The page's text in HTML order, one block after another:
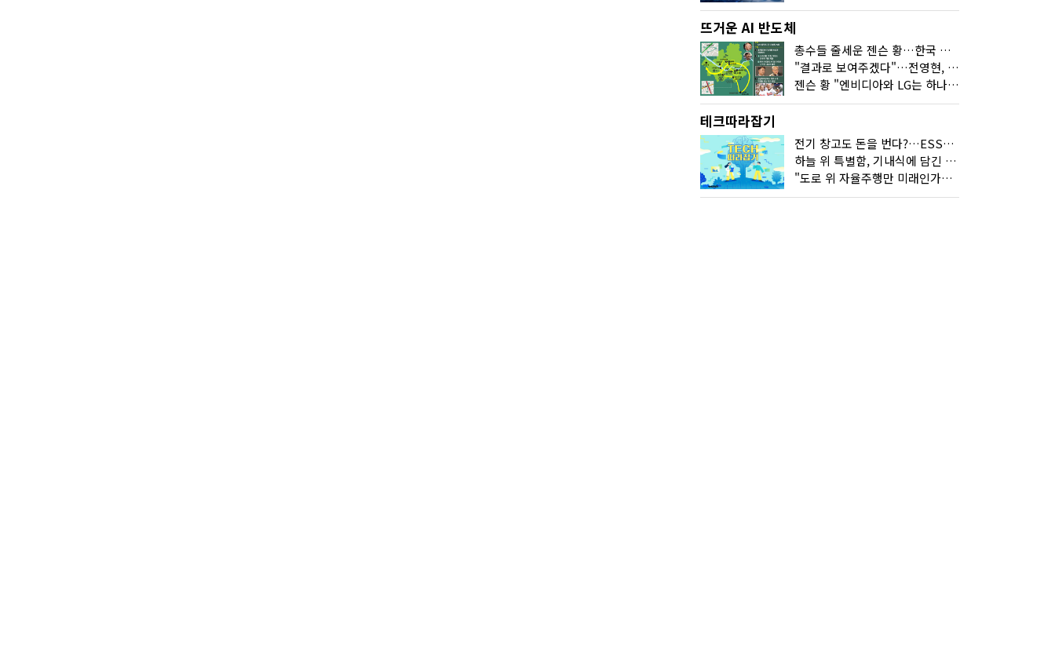
뜨거운 AI 반도체
총수들 줄세운 젠슨 황…한국 산업계 새판 짰다
"결과로 보여주겠다"…전영현, 젠슨 황과 HBM5 논의
젠슨 황 "엔비디아와 LG는 하나의 거대한 팀"
테크따라잡기
전기 창고도 돈을 번다?…ESS의 '두뇌' EMO가 뭐길래
하늘 위 특별함, 기내식에 담긴 기술의 세계
"도로 위 자율주행만 미래인가요"…진흙탕서 길 내는 HD현대 AI 기술